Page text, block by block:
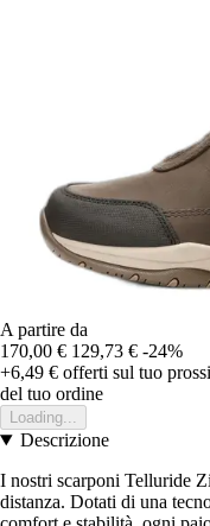
A partire da
170,00 € 129,73 € -24%
+6,49 € offerti sul tuo
del tuo ordine
Loading...
Descrizione
I nostri scarponi Telluride
distanza. Dotati di una